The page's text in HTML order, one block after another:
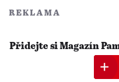
REKLAMA
Přidejte si Magazín